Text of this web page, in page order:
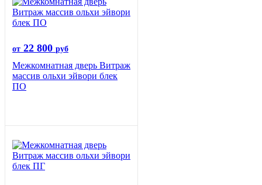
от 22 800 руб
Межкомнатная дверь Витраж
массив ольхи эйвори блек
ПО